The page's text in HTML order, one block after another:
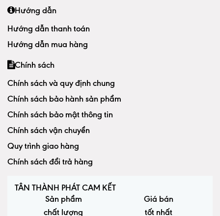
Hướng dẫn
Hướng dẫn thanh toán
Hướng dẫn mua hàng
Chính sách
Chính sách và quy định chung
Chính sách bảo hành sản phẩm
Chính sách bảo mật thông tin
Chính sách vận chuyển
Quy trình giao hàng
Chính sách đổi trả hàng
TÂN THÀNH PHÁT CAM KẾT
Sản phẩm
chất lượng
Giá bán
tốt nhất